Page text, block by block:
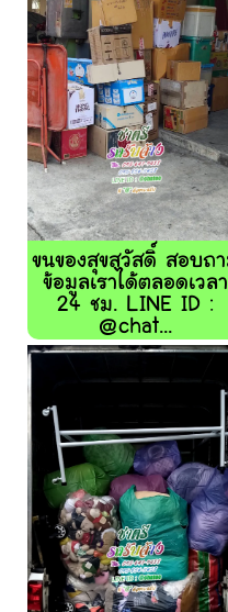
ขนของสุขสวัสดิ์ สอบถ
ข้อมูลเราได้ตลอดเวลา
24 ชม. LINE ID :
@chat...